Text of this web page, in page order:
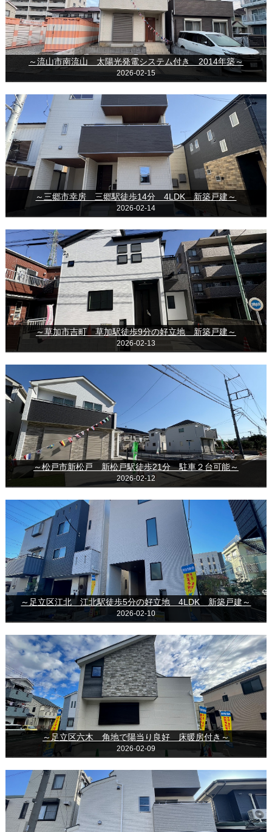
～流山市南流山 太陽光発電システム付き 2014年築～
2026-02-15
～三郷市幸房 三郷駅徒歩14分 4LDK 新築戸建～
2026-02-14
～草加市吉町 草加駅徒歩9分の好立地 新築戸建～
2026-02-13
～松戸市新松戸 新松戸駅徒歩21分 駐車２台可能～
2026-02-12
～足立区江北 江北駅徒歩5分の好立地 4LDK 新築戸建～
2026-02-10
～足立区六木 角地で陽当り良好 床暖房付き～
2026-02-09